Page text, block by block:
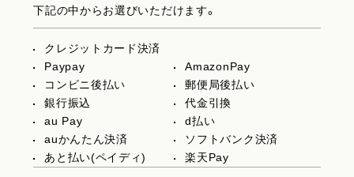
下記の中からお選びいただけます。
クレジットカード決済
Paypay
AmazonPay
コンビニ後払い
郵便局後払い
銀行振込
代金引換
au Pay
d払い
auかんたん決済
ソフトバンク決済
あと払い(ペイディ)
楽天Pay